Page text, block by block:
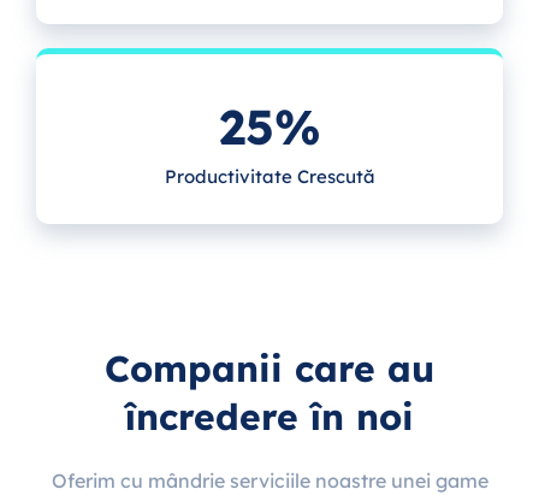
25%
Productivitate Crescută
Companii care au
încredere în noi
Oferim cu mândrie serviciile noastre unei game